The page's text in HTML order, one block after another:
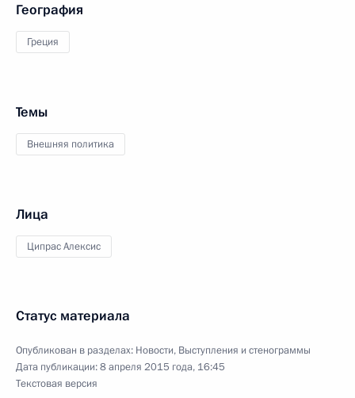
География
Греция
Темы
Внешняя политика
Лица
Ципрас Алексис
Статус материала
Опубликован в разделах: Новости, Выступления и стенограммы
Дата публикации:8 апреля 2015 года, 16:45
Текстовая версия